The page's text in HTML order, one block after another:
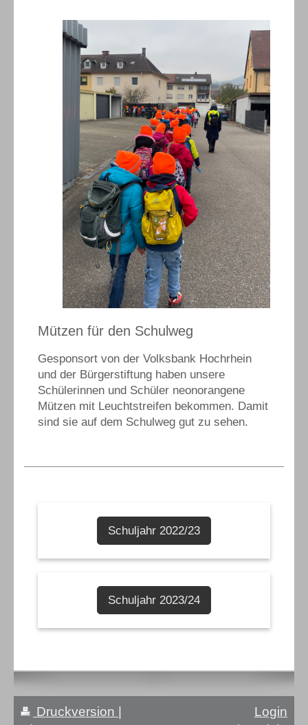
Mützen für den Schulweg
Gesponsort von der Volksbank Hochrhein
und der Bürgerstiftung haben unsere
Schülerinnen und Schüler neonorangene
Mützen mit Leuchtstreifen bekommen. Damit
sind sie auf dem Schulweg gut zu sehen.
Schuljahr 2022/23
Schuljahr 2023/24
Druckversion |
Login